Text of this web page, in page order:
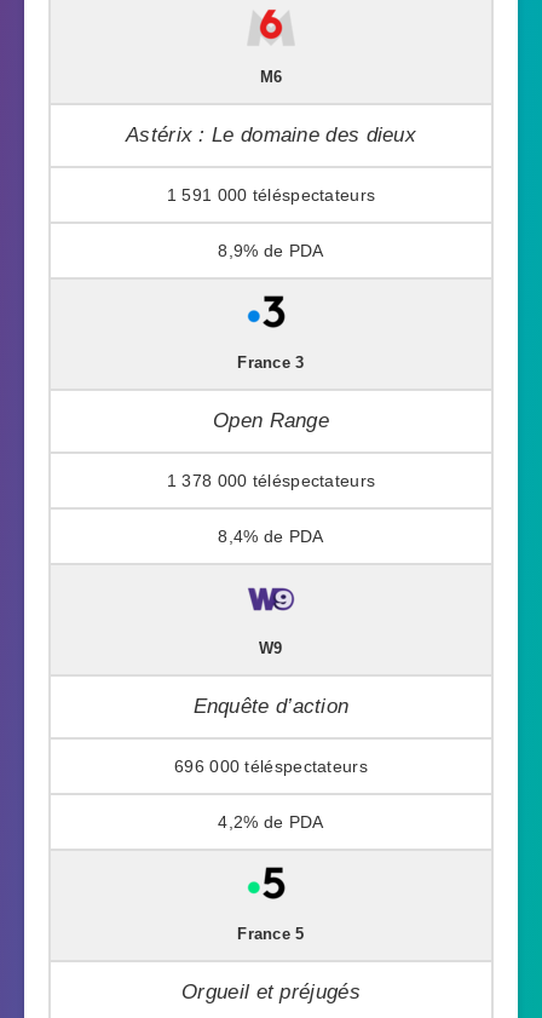
M6
Astérix : Le domaine des dieux
1 591 000
8,9%
France 3
Open Range
1 378 000
8,4%
W9
Enquête d’action
696 000
4,2%
France 5
Orgueil et préjugés